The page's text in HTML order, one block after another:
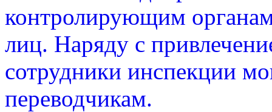
контролирующим
лиц. Наряду с
сотрудники инспекции
переводчикам.